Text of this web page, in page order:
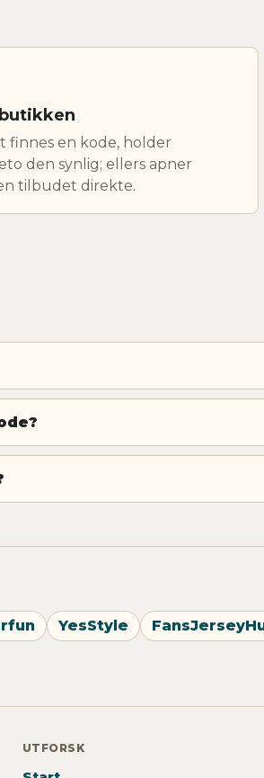
finnes en kode, holder
den synlig; ellers apner
tilbudet direkte.
YesStyle
UTFORSK